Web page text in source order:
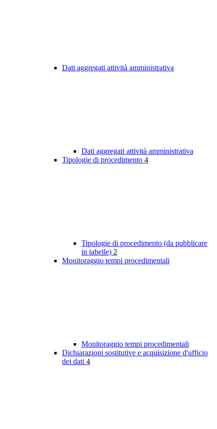
Dati aggregati attività amministrativa
Dati aggregati attività amministrativa
Tipologie di procedimento 4
Tipologie di procedimento (da pubblicare
in tabelle) 2
Monitoraggio tempi procedimentali
Monitoraggio tempi procedimentali
Dichiarazioni sostitutive e acquisizione d'ufficio
dei dati 4